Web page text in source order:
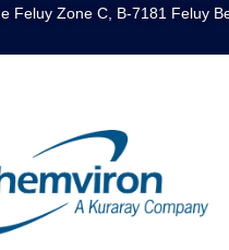
Feluy Zone C, B-7181 Feluy